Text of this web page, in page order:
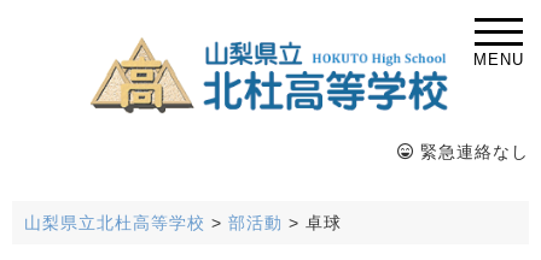
MENU
緊急連絡なし
山梨県立北杜高等学校 > 部活動 > 卓球